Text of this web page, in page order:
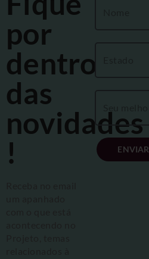
por
dentro
das
novidades
!
ENVIAR